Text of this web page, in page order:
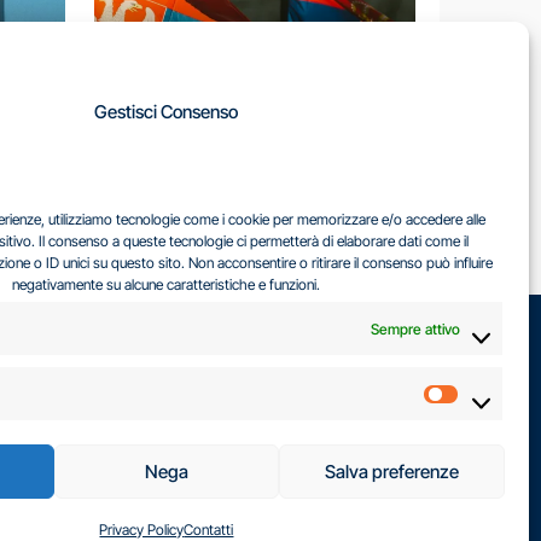
Gestisci Consenso
utilizziamo tecnologie come i cookie per memorizzare e/o accedere alle
Il consenso a queste tecnologie ci permetterà di elaborare dati come il
o ID unici su questo sito. Non acconsentire o ritirare il consenso può influire
negativamente su alcune caratteristiche e funzioni.
Sempre attivo
Nega Salva preferenze
Privacy PolicyContatti